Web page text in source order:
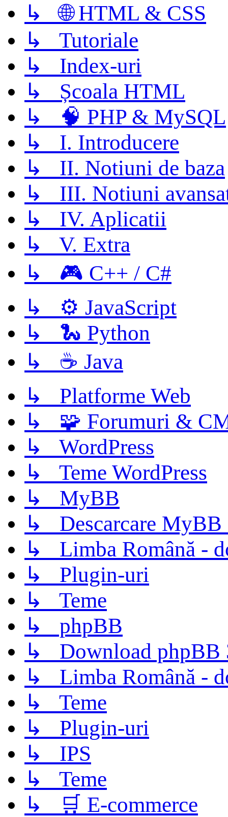
↳ 🌐 HTML & CSS
↳ Tutoriale
↳ Index-uri
↳ Școala HTML
↳ 🧠 PHP & MySQL
↳ I. Introducere
↳ II. Notiuni de baza
↳ III. Notiuni
↳ IV. Aplicatii
↳ V. Extra
↳ 🎮 C++ / C#
↳ ⚙️ JavaScript
↳ 🐍 Python
↳ ☕ Java
↳ Platforme Web
↳ 🧩 Forumuri &
↳ WordPress
↳ Teme WordPress
↳ MyBB
↳ Descarcare MyBB
↳ Limba Română -
↳ Plugin-uri
↳ Teme
↳ phpBB
↳ Download phpBB
↳ Limba Română -
↳ Teme
↳ Plugin-uri
↳ IPS
↳ Teme
↳ 🛒 E-commerce